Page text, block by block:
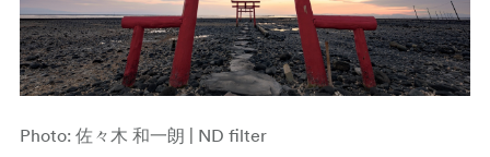
Photo: 佐々木 和一朗 | ND filter